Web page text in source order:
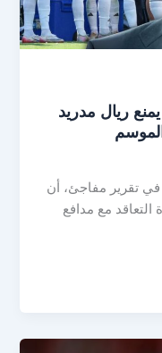
ريال مدريد
في تقرير مفاجئ، أن
مع مدافع